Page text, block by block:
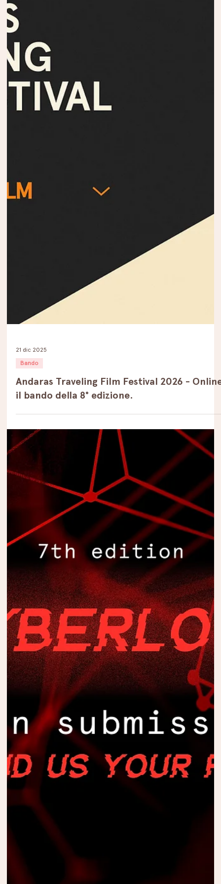
21 dic 2025
Bando
Andaras Traveling Film Festival 2026 -
il bando della 8° edizione.